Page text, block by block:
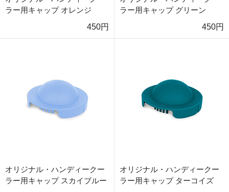
ラー用キャップ オレンジ
450円
ラー用キャップ グリーン
450円
オリジナル・ハンディークー
ラー用キャップ スカイブルー
オリジナル・ハンディークー
ラー用キャップ ターコイズ